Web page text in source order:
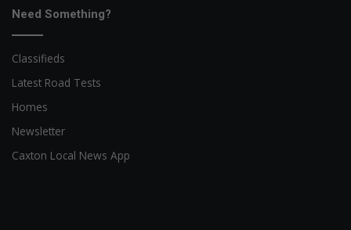
Need Something?
Classifieds
Latest Road Tests
Homes
Newsletter
Caxton Local News App